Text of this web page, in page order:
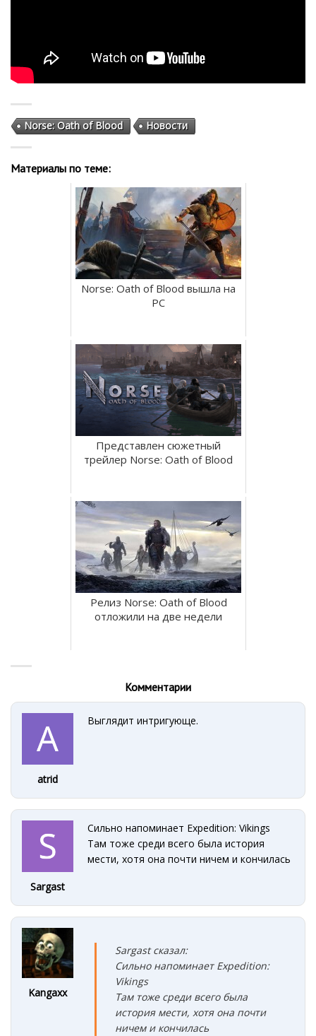
Norse: Oath of Blood Новости
Материалы по теме:
Norse: Oath of Blood вышла на
PC
Представлен сюжетный
трейлер Norse: Oath of Blood
Релиз Norse: Oath of Blood
отложили на две недели
Комментарии
atrid
Выглядит интригующе.
Sargast
Сильно напоминает Expedition: Vikings
Там тоже среди всего была история
мести, хотя она почти ничем и кончилась
Kangaxx
Sargast сказал:
Сильно напоминает Expedition:
Vikings
Там тоже среди всего была
история мести, хотя она почти
ничем и кончилась